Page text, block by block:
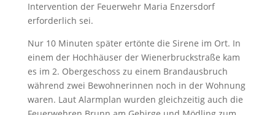
Intervention der Feuerwehr Maria Enzersdorf
erforderlich sei.
Nur 10 Minuten später ertönte die Sirene im Ort. In
einem der Hochhäuser der Wienerbruckstraße kam
es im 2. Obergeschoss zu einem Brandausbruch
während zwei Bewohnerinnen noch in der Wohnung
waren. Laut Alarmplan wurden gleichzeitig auch die